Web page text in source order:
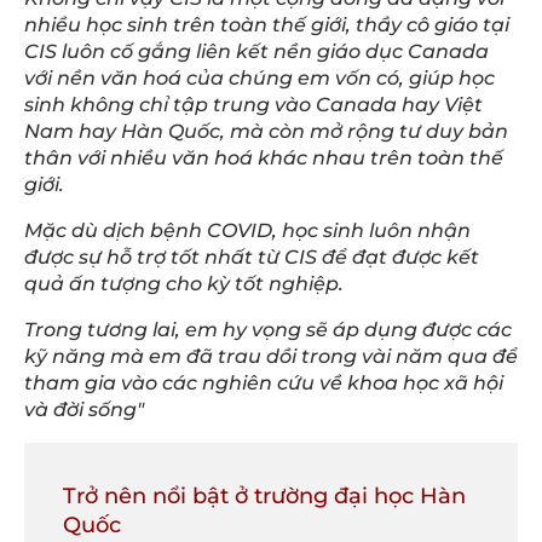
nhiều học sinh trên toàn thế giới, thầy cô giáo tại
CIS luôn cố gắng liên kết nền giáo dục Canada
với nền văn hoá của chúng em vốn có, giúp học
sinh không chỉ tập trung vào Canada hay Việt
Nam hay Hàn Quốc, mà còn mở rộng tư duy bản
thân với nhiều văn hoá khác nhau trên toàn thế
giới.
Mặc dù dịch bệnh COVID, học sinh luôn nhận
được sự hỗ trợ tốt nhất từ CIS để đạt được kết
quả ấn tượng cho kỳ tốt nghiệp.
Trong tương lai, em hy vọng sẽ áp dụng được các
kỹ năng mà em đã trau dồi trong vài năm qua để
tham gia vào các nghiên cứu về khoa học xã hội
và đời sống"
Trở nên nổi bật ở trường đại học Hàn
Quốc